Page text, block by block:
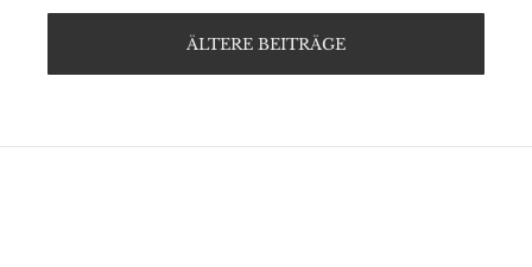
ÄLTERE BEITRÄGE